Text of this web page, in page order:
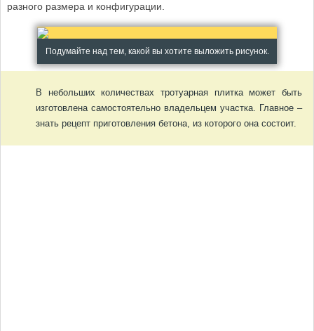
разного размера и конфигурации.
Подумайте над тем, какой вы хотите выложить рисунок.
В небольших количествах тротуарная плитка может быть
изготовлена самостоятельно владельцем участка. Главное –
знать рецепт приготовления бетона, из которого она состоит.